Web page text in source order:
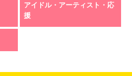
アイドル・アーティスト・応
援